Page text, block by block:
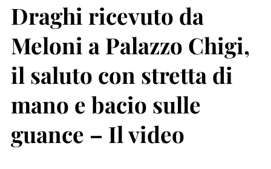
Draghi ricevuto da
Meloni a Palazzo Chigi,
il saluto con stretta di
mano e bacio sulle
guance – Il video